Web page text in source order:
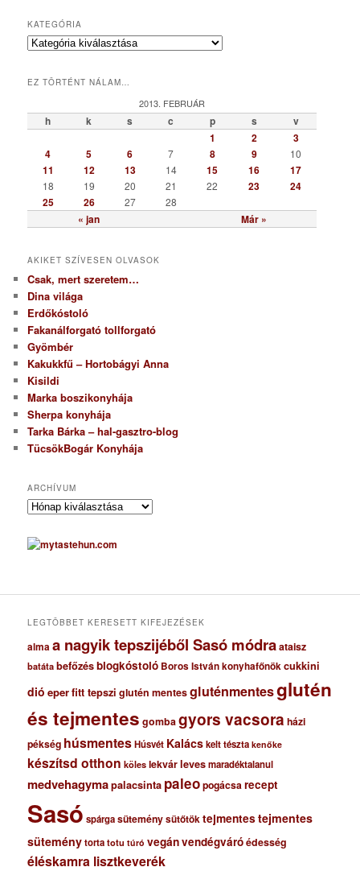
KATEGÓRIA
K
e
r
EZ TÖRTÉNT NÁLAM…
2013. FEBRUÁR
h k s c p s v
« jan Már »
1 2
3
4
5 6 7 8 9 10
11 12 13 14 15 16 17
18 19 20 21 22 23
24
25
26 27 28
AKIKET SZÍVESEN OLVASOK
Csak, mert szeretem…
Dina világa
Erdőkóstoló
Fakanálforgató tollforgató
Gyömbér
Kakukkfű – Hortobágyi Anna
Kisildi
Marka boszikonyhája
Sherpa konyhája
Tarka Bárka – hal-gasztro-blog
TücsökBogár Konyhája
ARCHÍVUM
A
c
h
u
LEGTÖBBET KERESETT KIFEJEZÉSEK
almaa nagyik tepszijéből Sasó módraataisz
batáta befőzésblogkóstoló Boros István konyhafőnökcukkini
dió eperfitt tepszi glutén mentesgluténmentesglutén
és tejmentes gombagyors vacsora házi
pékség húsmentesHúsvét Kalácskelt tészta kenőke
készítsd otthon köles lekvárlevesmaradéktalanul
medvehagymapalacsinta paleopogácsarecept
Sasó spárgasüteménysütőtöktejmentestejmentes
süteménytorta totu túró vegánvendégváróédesség
éléskamra lisztkeverék